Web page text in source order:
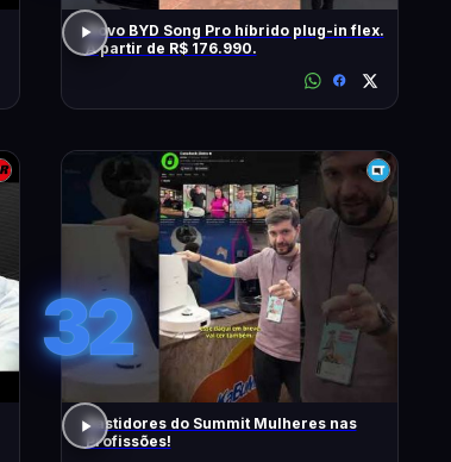
Novo BYD Song Pro híbrido plug-in flex.
A partir de R$ 176.990.
32
Bastidores do Summit Mulheres nas
Profissões!